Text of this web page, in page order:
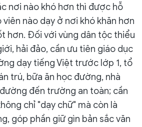
nơi nào khó hơn thì được hỗ
nào dạy ở nơi khó khăn hơn
hơn. Đối với vùng dân tộc thiểu
hải đảo, cần ưu tiên giáo dục
dạy tiếng Việt trước lớp 1, tổ
trú, bữa ăn học đường, nhà
đến trường an toàn; cần
chỉ "dạy chữ" mà còn là
góp phần giữ gìn bản sắc văn